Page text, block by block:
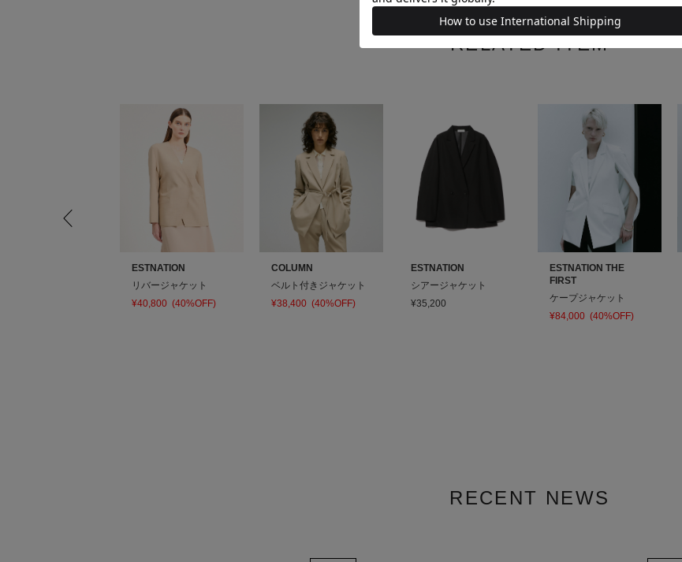
RELATED ITEM
ESTNATION
リバージャケット
¥40,800 (40%OFF)
COLUMN
ベルト付きジャケット
¥38,400 (40%OFF)
ESTNATION
シアージャケット
¥35,200
ESTNATION THE
FIRST
ケープジャケット
¥84,000 (40%OFF)
RECENT NEWS